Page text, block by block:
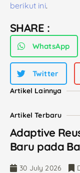
berikut ini.
SHARE :
WhatsApp
Twitter
Artikel Lainnya
Artikel Terbaru
Adaptive
Baru pada
30 July 2026